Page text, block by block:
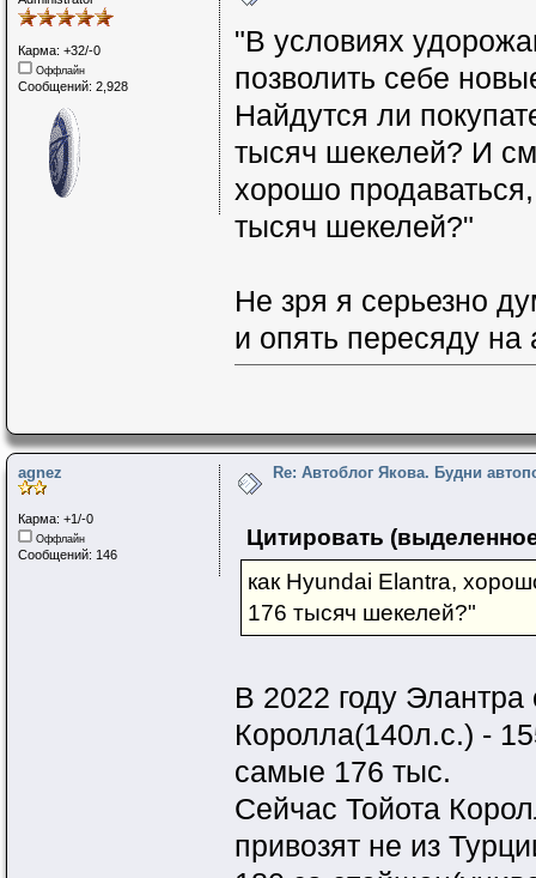
Карма: +32/-0
Оффлайн
Сообщений: 2,928
"В условиях
позволить себе
Найдутся ли
тысяч шекелей? И
хорошо
тысяч шекелей?"
Не зря я серьезно
и опять пересяду на
agnez
Карма: +1/-0
Оффлайн
Сообщений: 146
Re: Автоблог Якова. Будни
Цитировать
как Hyundai Elantra,
176 тысяч шекелей?"
В 2022 году Элантра
Королла(140л.с.) -
самые 176 тыс.
Сейчас Тойота
привозят не из